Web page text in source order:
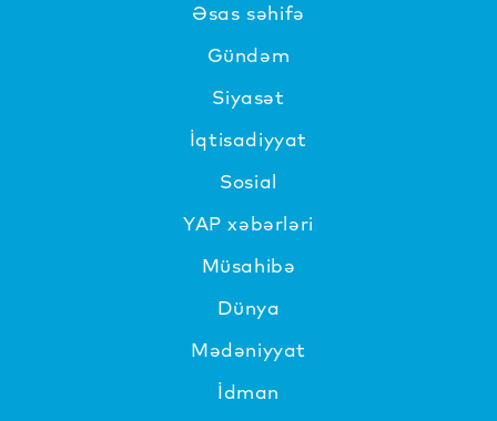
Əsas səhifə
Gündəm
Siyasət
İqtisadiyyat
Sosial
YAP xəbərləri
Müsahibə
Dünya
Mədəniyyat
İdman